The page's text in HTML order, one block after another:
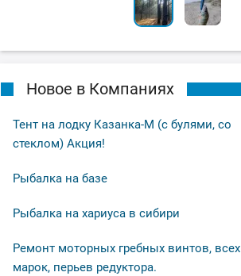
Новое в Компаниях
Тент на лодку Казанка-М (с булями, со
стеклом) Акция!
Рыбалка на базе
Рыбалка на хариуса в сибири
Ремонт моторных гребных винтов, всех
марок, перьев редуктора.